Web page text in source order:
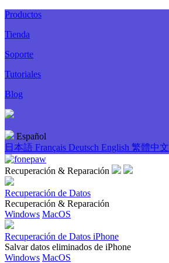
Productos
Tienda
Soporte
Tutoriales
Blog
Español
日本語 Français Deutsch English 繁體中文
Recuperación & Reparación
Recuperación de Datos
Recuperación & Reparación
Windows MacOS
Recuperación de Datos iPhone
Salvar datos eliminados de iPhone
Windows MacOS